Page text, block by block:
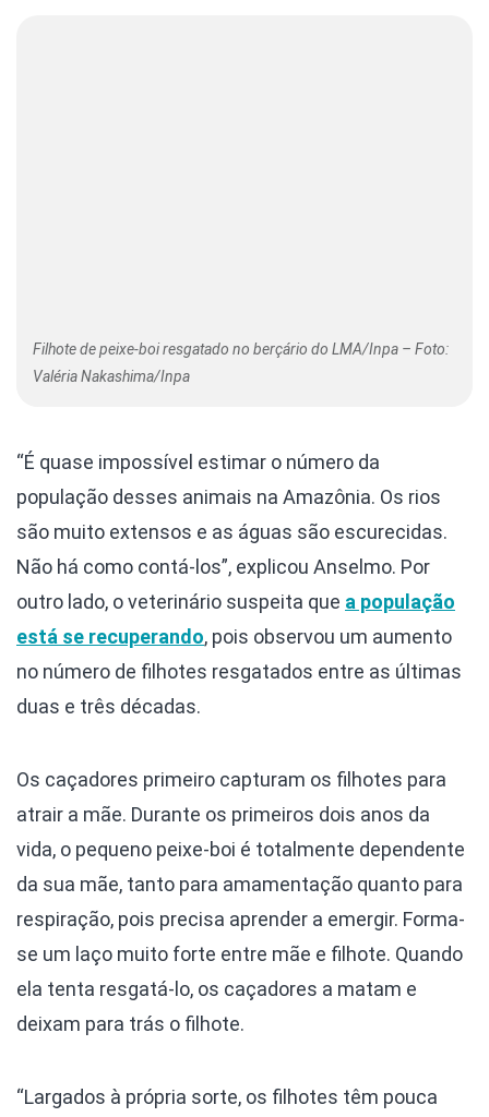
Filhote de peixe-boi resgatado no berçário do LMA/Inpa – Foto:
Valéria Nakashima/Inpa
“É quase impossível estimar o número da
população desses animais na Amazônia. Os rios
são muito extensos e as águas são escurecidas.
Não há como contá-los”, explicou Anselmo. Por
outro lado, o veterinário suspeita que a população
está se recuperando, pois observou um aumento
no número de filhotes resgatados entre as últimas
duas e três décadas.
Os caçadores primeiro capturam os filhotes para
atrair a mãe. Durante os primeiros dois anos da
vida, o pequeno peixe-boi é totalmente dependente
da sua mãe, tanto para amamentação quanto para
respiração, pois precisa aprender a emergir. Forma-
se um laço muito forte entre mãe e filhote. Quando
ela tenta resgatá-lo, os caçadores a matam e
deixam para trás o filhote.
“Largados à própria sorte, os filhotes têm pouca